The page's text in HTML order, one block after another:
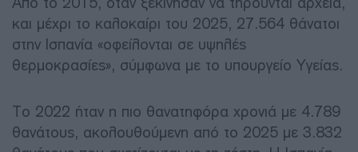
και μέχρι το καλοκαίρι του 2025, 27.564 θάνατοι
στην Ισπανία «οφείλονται σε υψηλές
θερμοκρασίες», σύμφωνα με το υπουργείο Υγείας.
Το 2022 ήταν η πιο θανατηφόρα χρονιά με 4.789
θανάτους, ακολουθούμενη από το 2025 με 3.832